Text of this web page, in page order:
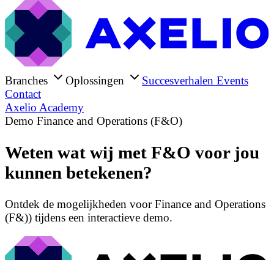
Branches Oplossingen Succesverhalen Events
Contact
Axelio Academy
Demo Finance and Operations (F&O)
Weten wat wij met F&O voor jou
kunnen betekenen?
Ontdek de mogelijkheden voor Finance and Operations
(F&)) tijdens een interactieve demo.